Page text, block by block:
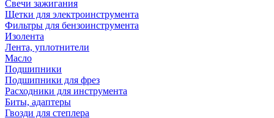
Свечи зажигания
Щетки для электроинструмента
Фильтры для бензоинструмента
Изолента
Лента, уплотнители
Масло
Подшипники
Подшипники для фрез
Расходники для инструмента
Биты, адаптеры
Гвозди для степлера